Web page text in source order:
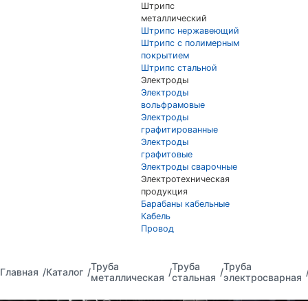
Штрипс
металлический
Штрипс нержавеющий
Штрипс с полимерным
покрытием
Штрипс стальной
Электроды
Электроды
вольфрамовые
Электроды
графитированные
Электроды
графитовые
Электроды сварочные
Электротехническая
продукция
Барабаны кабельные
Кабель
Провод
Главная Каталог
Труба
металлическая
Труба
стальная
Труба
электросварная